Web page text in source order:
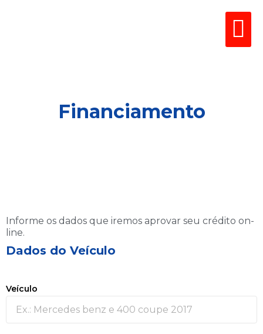
Financiamento
Informe os dados que iremos aprovar seu crédito on-
line.
Dados do Veículo
Veículo